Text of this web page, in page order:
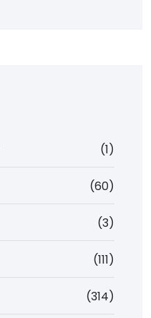
(1)
(60)
(3)
(111)
(314)